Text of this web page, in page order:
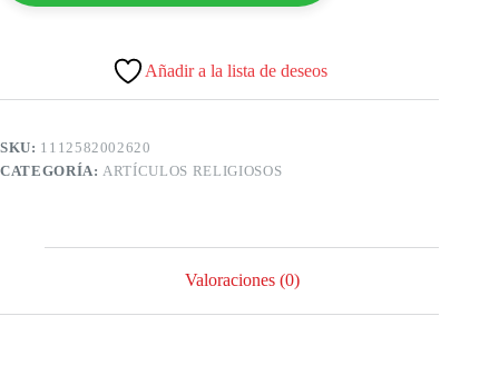
Añadir a la lista de deseos
SKU: 1112582002620
CATEGORÍA: ARTÍCULOS RELIGIOSOS
Valoraciones (0)